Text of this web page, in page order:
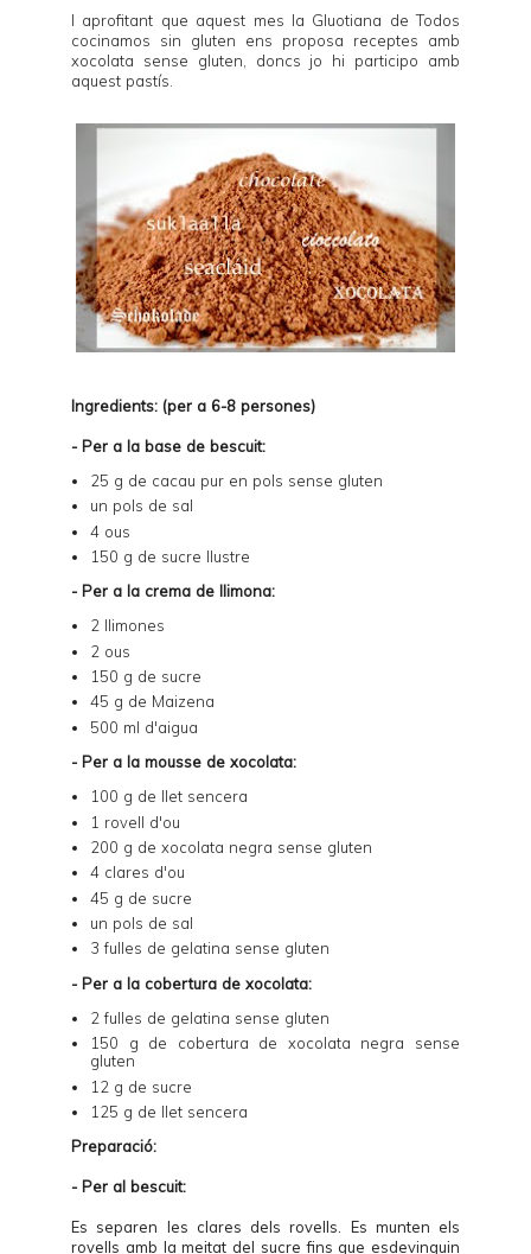
I aprofitant que aquest mes la Gluotiana deTodos
cocinamos sin gluten ens proposa receptes amb
xocolata sense gluten, doncs jo hi participo amb
aquest pastís.
Ingredients: (per a 6-8 persones)
- Per a la base de bescuit:
25 g de cacau pur en pols sense gluten
un pols de sal
4 ous
150 g de sucre llustre
- Per a la crema de llimona:
2 llimones
2 ous
150 g de sucre
45 g de Maizena
500 ml d'aigua
- Per a la mousse de xocolata:
100 g de llet sencera
1 rovell d'ou
200 g de xocolata negra sense gluten
4 clares d'ou
45 g de sucre
un pols de sal
3 fulles de gelatina sense gluten
- Per a la cobertura de xocolata:
2 fulles de gelatina sense gluten
150 g de cobertura de xocolata negra sense
gluten
12 g de sucre
125 g de llet sencera
Preparació:
- Per al bescuit:
Es separen les clares dels rovells. Es munten els
rovells amb la meitat del sucre fins que esdevinguin